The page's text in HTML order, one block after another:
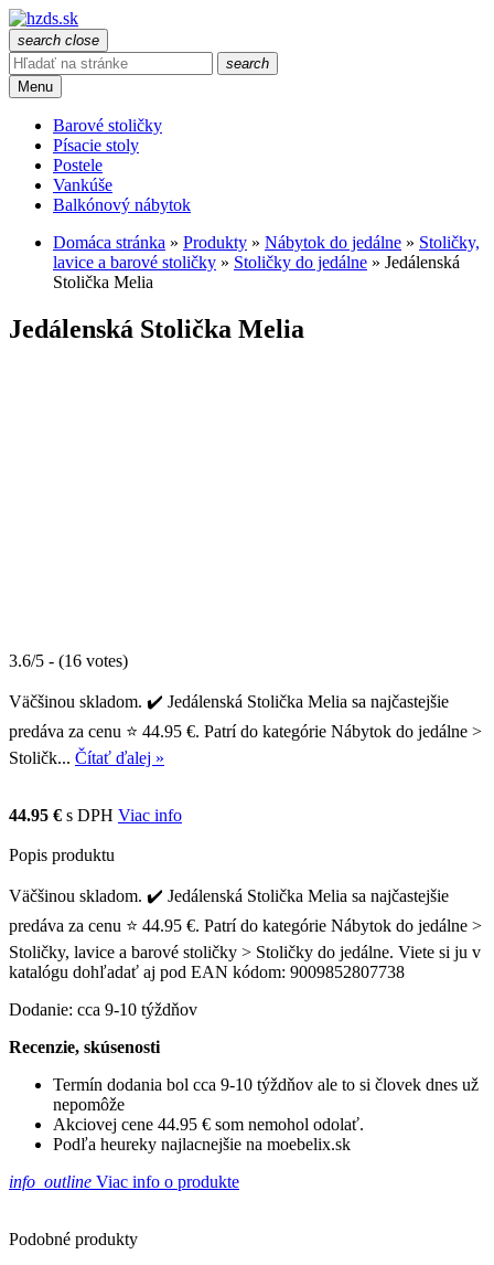
search close
search
Menu
Barové stoličky
Písacie stoly
Postele
Vankúše
Balkónový nábytok
Domáca stránka » Produkty » Nábytok do jedálne » Stoličky,
lavice a barové stoličky » Stoličky do jedálne » Jedálenská
Stolička Melia
Jedálenská Stolička Melia
3.6/5 - (16 votes)
Väčšinou skladom. ✔️ Jedálenská Stolička Melia sa najčastejšie
predáva za cenu ⭐ 44.95 €. Patrí do kategórie Nábytok do jedálne >
Stoličk... Čítať ďalej »
44.95 € s DPH Viac info
Popis produktu
Väčšinou skladom. ✔️ Jedálenská Stolička Melia sa najčastejšie
predáva za cenu ⭐ 44.95 €. Patrí do kategórie Nábytok do jedálne >
Stoličky, lavice a barové stoličky > Stoličky do jedálne. Viete si ju v
katalógu dohľadať aj pod EAN kódom: 9009852807738
Dodanie: cca 9-10 týždňov
Recenzie, skúsenosti
Termín dodania bol cca 9-10 týždňov ale to si človek dnes už
nepomôže
Akciovej cene 44.95 € som nemohol odolať.
Podľa heureky najlacnejšie na moebelix.sk
info_outline Viac info o produkte
Podobné produkty